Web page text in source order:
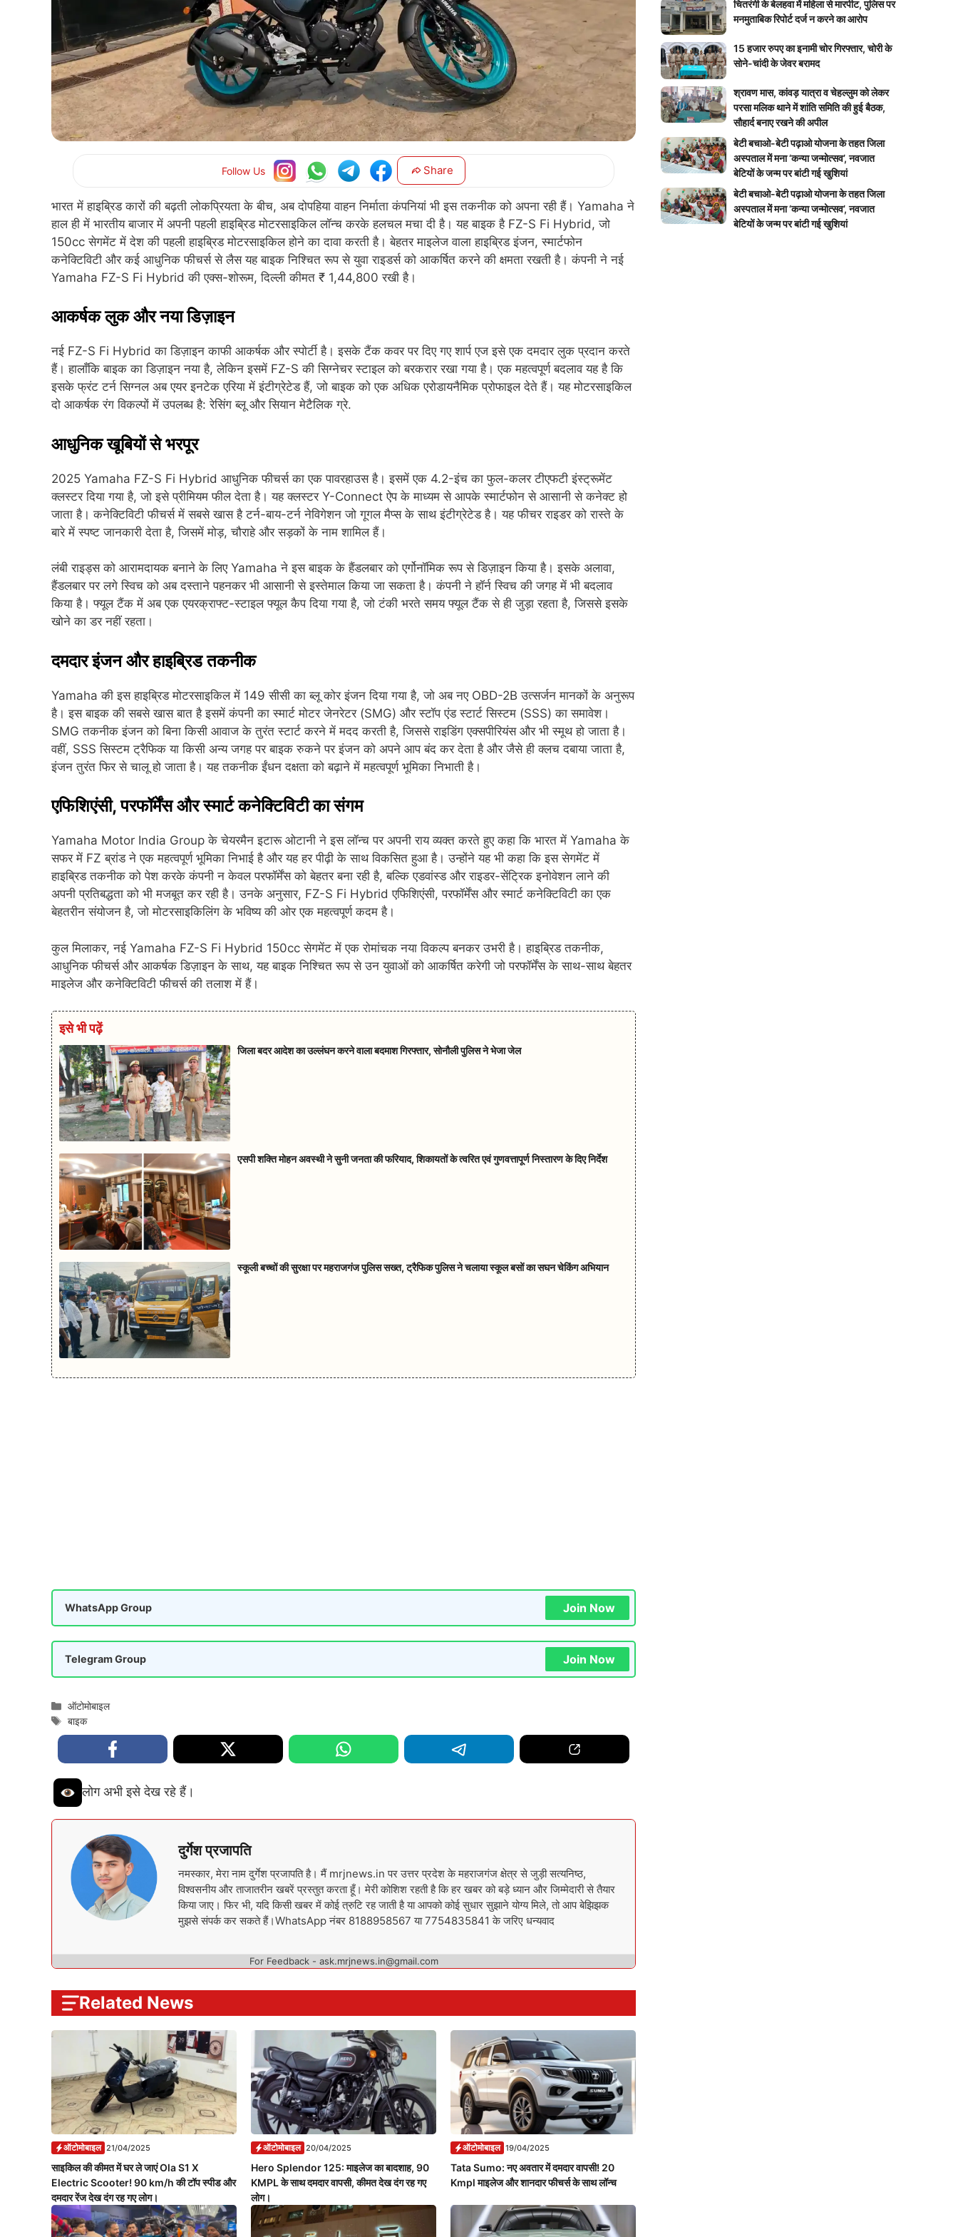
Follow Us Share
भारत में हाइब्रिड कारों की बढ़ती लोकप्रियता के बीच, अब दोपहिया वाहन निर्माता कंपनियां भी इस तकनीक को अपना रही हैं। Yamaha ने
हाल ही में भारतीय बाजार में अपनी पहली हाइब्रिड मोटरसाइकिल लॉन्च करके हलचल मचा दी है। यह बाइक है FZ-S Fi Hybrid, जो
150cc सेगमेंट में देश की पहली हाइब्रिड मोटरसाइकिल होने का दावा करती है। बेहतर माइलेज वाला हाइब्रिड इंजन, स्मार्टफोन
कनेक्टिविटी और कई आधुनिक फीचर्स से लैस यह बाइक निश्चित रूप से युवा राइडर्स को आकर्षित करने की क्षमता रखती है। कंपनी ने नई
Yamaha FZ-S Fi Hybrid की एक्स-शोरूम, दिल्ली कीमत ₹ 1,44,800 रखी है।
आकर्षक लुक और नया डिज़ाइन
नई FZ-S Fi Hybrid का डिज़ाइन काफी आकर्षक और स्पोर्टी है। इसके टैंक कवर पर दिए गए शार्प एज इसे एक दमदार लुक प्रदान करते
हैं। हालाँकि बाइक का डिज़ाइन नया है, लेकिन इसमें FZ-S की सिग्नेचर स्टाइल को बरकरार रखा गया है। एक महत्वपूर्ण बदलाव यह है कि
इसके फ्रंट टर्न सिग्नल अब एयर इनटेक एरिया में इंटीग्रेटेड हैं, जो बाइक को एक अधिक एरोडायनैमिक प्रोफाइल देते हैं। यह मोटरसाइकिल
दो आकर्षक रंग विकल्पों में उपलब्ध है: रेसिंग ब्लू और सियान मेटैलिक ग्रे.
आधुनिक खूबियों से भरपूर
2025 Yamaha FZ-S Fi Hybrid आधुनिक फीचर्स का एक पावरहाउस है। इसमें एक 4.2-इंच का फुल-कलर टीएफटी इंस्ट्रूमेंट
क्लस्टर दिया गया है, जो इसे प्रीमियम फील देता है। यह क्लस्टर Y-Connect ऐप के माध्यम से आपके स्मार्टफोन से आसानी से कनेक्ट हो
जाता है। कनेक्टिविटी फीचर्स में सबसे खास है टर्न-बाय-टर्न नेविगेशन जो गूगल मैप्स के साथ इंटीग्रेटेड है। यह फीचर राइडर को रास्ते के
बारे में स्पष्ट जानकारी देता है, जिसमें मोड़, चौराहे और सड़कों के नाम शामिल हैं।
लंबी राइड्स को आरामदायक बनाने के लिए Yamaha ने इस बाइक के हैंडलबार को एर्गोनॉमिक रूप से डिज़ाइन किया है। इसके अलावा,
हैंडलबार पर लगे स्विच को अब दस्ताने पहनकर भी आसानी से इस्तेमाल किया जा सकता है। कंपनी ने हॉर्न स्विच की जगह में भी बदलाव
किया है। फ्यूल टैंक में अब एक एयरक्राफ्ट-स्टाइल फ्यूल कैप दिया गया है, जो टंकी भरते समय फ्यूल टैंक से ही जुड़ा रहता है, जिससे इसके
खोने का डर नहीं रहता।
दमदार इंजन और हाइब्रिड तकनीक
Yamaha की इस हाइब्रिड मोटरसाइकिल में 149 सीसी का ब्लू कोर इंजन दिया गया है, जो अब नए OBD-2B उत्सर्जन मानकों के अनुरूप
है। इस बाइक की सबसे खास बात है इसमें कंपनी का स्मार्ट मोटर जेनरेटर (SMG) और स्टॉप एंड स्टार्ट सिस्टम (SSS) का समावेश।
SMG तकनीक इंजन को बिना किसी आवाज के तुरंत स्टार्ट करने में मदद करती है, जिससे राइडिंग एक्सपीरियंस और भी स्मूथ हो जाता है।
वहीं, SSS सिस्टम ट्रैफिक या किसी अन्य जगह पर बाइक रुकने पर इंजन को अपने आप बंद कर देता है और जैसे ही क्लच दबाया जाता है,
इंजन तुरंत फिर से चालू हो जाता है। यह तकनीक ईंधन दक्षता को बढ़ाने में महत्वपूर्ण भूमिका निभाती है।
एफिशिएंसी, परफॉर्मेंस और स्मार्ट कनेक्टिविटी का संगम
Yamaha Motor India Group के चेयरमैन इटारू ओटानी ने इस लॉन्च पर अपनी राय व्यक्त करते हुए कहा कि भारत में Yamaha के
सफर में FZ ब्रांड ने एक महत्वपूर्ण भूमिका निभाई है और यह हर पीढ़ी के साथ विकसित हुआ है। उन्होंने यह भी कहा कि इस सेगमेंट में
हाइब्रिड तकनीक को पेश करके कंपनी न केवल परफॉर्मेंस को बेहतर बना रही है, बल्कि एडवांस्ड और राइडर-सेंट्रिक इनोवेशन लाने की
अपनी प्रतिबद्धता को भी मजबूत कर रही है। उनके अनुसार, FZ-S Fi Hybrid एफिशिएंसी, परफॉर्मेंस और स्मार्ट कनेक्टिविटी का एक
बेहतरीन संयोजन है, जो मोटरसाइकिलिंग के भविष्य की ओर एक महत्वपूर्ण कदम है।
कुल मिलाकर, नई Yamaha FZ-S Fi Hybrid 150cc सेगमेंट में एक रोमांचक नया विकल्प बनकर उभरी है। हाइब्रिड तकनीक,
आधुनिक फीचर्स और आकर्षक डिज़ाइन के साथ, यह बाइक निश्चित रूप से उन युवाओं को आकर्षित करेगी जो परफॉर्मेंस के साथ-साथ बेहतर
माइलेज और कनेक्टिविटी फीचर्स की तलाश में हैं।
इसे भी पढ़ें
जिला बदर आदेश का उल्लंघन करने वाला बदमाश गिरफ्तार, सोनौली पुलिस ने भेजा जेल
एसपी शक्ति मोहन अवस्थी ने सुनी जनता की फरियाद, शिकायतों के त्वरित एवं गुणवत्तापूर्ण निस्तारण के दिए निर्देश
स्कूली बच्चों की सुरक्षा पर महराजगंज पुलिस सख्त, ट्रैफिक पुलिस ने चलाया स्कूल बसों का सघन चेकिंग अभियान
WhatsApp Group Join Now
Telegram Group Join Now
Categories
ऑटोमोबाइल
Tags
बाइक
लोग अभी इसे देख रहे हैं।
दुर्गेश प्रजापति
नमस्कार, मेरा नाम दुर्गेश प्रजापति है। मैं mrjnews.in पर उत्तर प्रदेश के महराजगंज क्षेत्र से जुड़ी सत्यनिष्ठ,
विश्वसनीय और ताजातरीन खबरें प्रस्तुत करता हूँ। मेरी कोशिश रहती है कि हर खबर को बड़े ध्यान और जिम्मेदारी से तैयार
किया जाए। फिर भी, यदि किसी खबर में कोई त्रुटि रह जाती है या आपको कोई सुधार सुझाने योग्य मिले, तो आप बेझिझक
मुझसे संपर्क कर सकते हैं।WhatsApp नंबर 8188958567 या 7754835841 के जरिए धन्यवाद
For Feedback - ask.mrjnews.in@gmail.com
Related News
ऑटोमोबाइल 21/04/2025
साइकिल की कीमत में घर ले जाएं Ola S1 X
Electric Scooter! 90 km/h की टॉप स्पीड और
दमदार रेंज देख दंग रह गए लोग।
ऑटोमोबाइल 20/04/2025
Hero Splendor 125: माइलेज का बादशाह, 90
KMPL के साथ दमदार वापसी, कीमत देख दंग रह गए
लोग।
ऑटोमोबाइल 19/04/2025
Tata Sumo: नए अवतार में दमदार वापसी! 20
Kmpl माइलेज और शानदार फीचर्स के साथ लॉन्च
चितरंगी के बेलहवा में महिला से मारपीट, पुलिस पर
मनमुताबिक रिपोर्ट दर्ज न करने का आरोप
15 हजार रुपए का इनामी चोर गिरफ्तार, चोरी के
सोने-चांदी के जेवर बरामद
श्रावण मास, कांवड़ यात्रा व चेहल्लुम को लेकर
परसा मलिक थाने में शांति समिति की हुई बैठक,
सौहार्द बनाए रखने की अपील
बेटी बचाओ-बेटी पढ़ाओ योजना के तहत जिला
अस्पताल में मना ‘कन्या जन्मोत्सव’, नवजात
बेटियों के जन्म पर बांटी गई खुशियां
बेटी बचाओ-बेटी पढ़ाओ योजना के तहत जिला
अस्पताल में मना ‘कन्या जन्मोत्सव’, नवजात
बेटियों के जन्म पर बांटी गई खुशियां